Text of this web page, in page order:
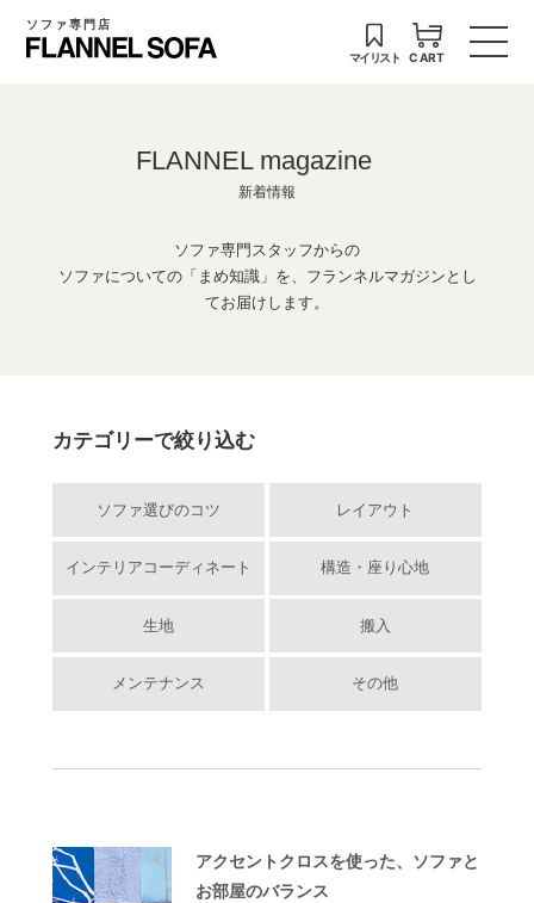
ソファ専門店
マイリスト CART
FLANNEL magazine
新着情報
ソファ専門スタッフからの
ソファについての「まめ知識」を、フランネルマガジンとし
てお届けします。
カテゴリーで絞り込む
ソファ選びのコツ レイアウト
インテリアコーディネート 構造・座り心地
生地 搬入
メンテナンス その他
アクセントクロスを使った、ソファと
お部屋のバランス